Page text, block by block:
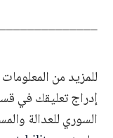
للمزيد من
إدراج تعليقك في
السوري للعدالة